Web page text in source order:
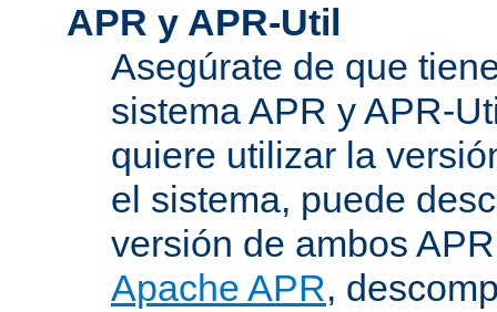
APR y APR-Util
Asegúrate de que
sistema APR y APR-
quiere utilizar la
el sistema, puede
versión de ambos
Apache APR,